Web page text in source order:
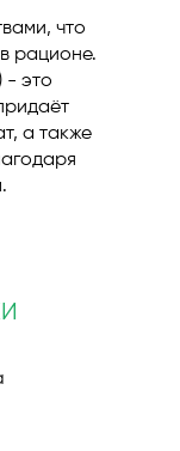
что
рационе.
- это
а также